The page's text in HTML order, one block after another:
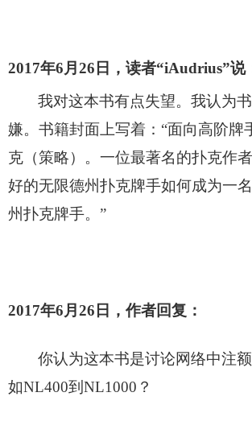
2017年6月26日，读者“iAudrius”说
我对这本书有点失望。我认为
嫌。书籍封面上写着：“面向高阶牌
克（策略）。一位最著名的扑克作
好的无限德州扑克牌手如何成为一
州扑克牌手。”
2017年6月26日，作者回复：
你认为这本书是讨论网络中注
如NL400到NL1000？